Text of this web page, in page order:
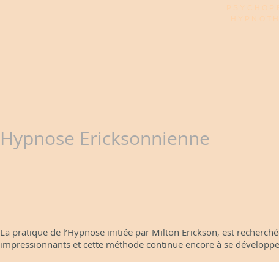
Hypnose Ericksonnienne
La pratique de l’Hypnose initiée par Milton Erickson, est
impressionnants et cette méthode continue encore à se